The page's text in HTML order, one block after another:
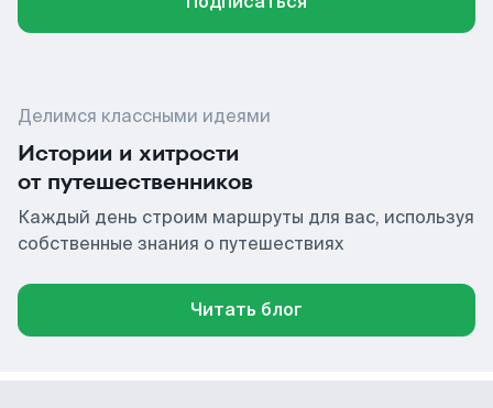
Делимся классными идеями
Истории и хитрости
от путешественников
Каждый день строим маршруты для вас, используя
собственные знания о путешествиях
Читать блог